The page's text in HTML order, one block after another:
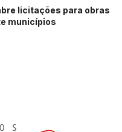
licitações para obras
municípios